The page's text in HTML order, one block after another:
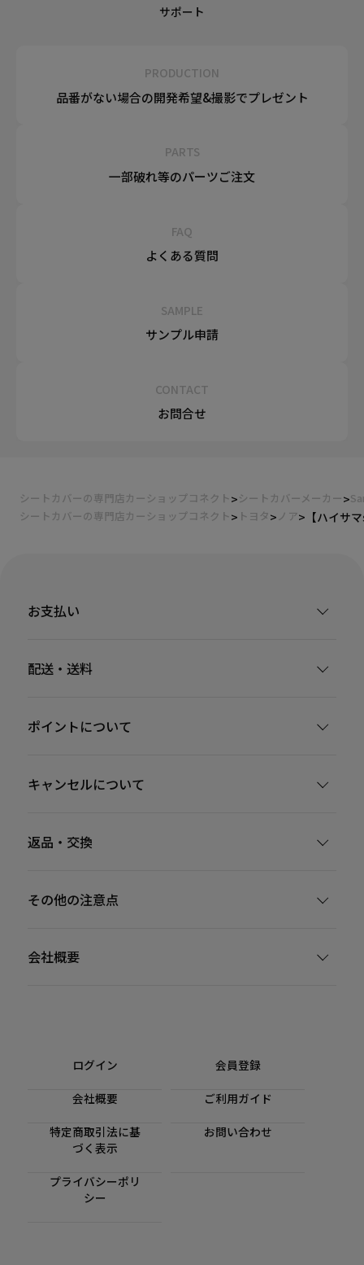
サポート
PRODUCTION
品番がない場合の開発希望&撮影でプレゼント
PARTS
一部破れ等のパーツご注文
FAQ
よくある質問
SAMPLE
サンプル申請
CONTACT
お問合せ
シートカバーの専門店カーショップコネクト シートカバーメーカー
シートカバーの専門店カーショップコネクト
トヨタ ノア 【ハイサ
お支払い
配送・送料
ポイントについて
キャンセルについて
返品・交換
その他の注意点
会社概要
ログイン 会員登録
会社概要 ご利用ガイド
特定商取引法に基
づく表示
お問い合わせ
プライバシーポリ
シー